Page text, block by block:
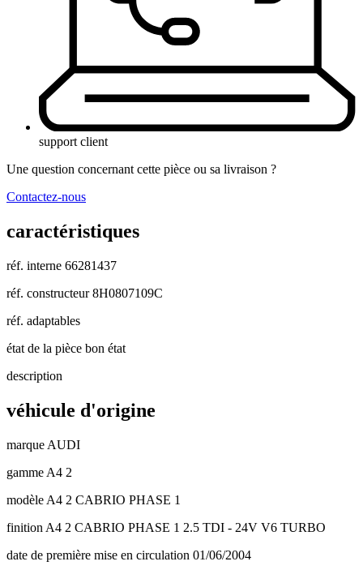
support client
Une question concernant cette pièce ou sa livraison ?
Contactez-nous
caractéristiques
réf. interne 66281437
réf. constructeur 8H0807109C
réf. adaptables
état de la pièce bon état
description
véhicule d'origine
marque AUDI
gamme A4 2
modèle A4 2 CABRIO PHASE 1
finition A4 2 CABRIO PHASE 1 2.5 TDI - 24V V6 TURBO
date de première mise en circulation 01/06/2004